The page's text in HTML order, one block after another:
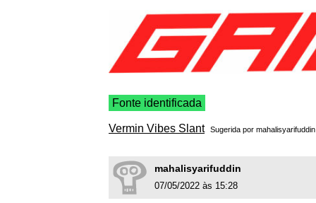
Fonte identificada
Vermin Vibes Slant Sugerida por mahalisyarifuddin
mahalisyarifuddin
07/05/2022 às 15:28